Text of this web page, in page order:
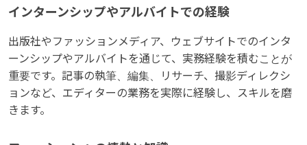
インターンシップやアルバイトでの経験
出版社やファッションメディア、ウェブサイトでのインタ
ーンシップやアルバイトを通じて、実務経験を積むことが
重要です。記事の執筆、編集、リサーチ、撮影ディレクシ
ョンなど、エディターの業務を実際に経験し、スキルを磨
きます。